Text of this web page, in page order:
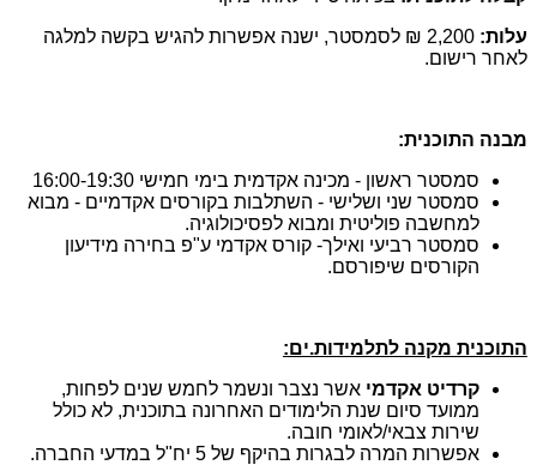
עלות:
2,200 ₪ לסמסטר, ישנה אפשרות להגיש בקשה למלגה
לאחר רישום.
מבנה התוכנית: ​
סמסטר ראשון - מכינה אקדמית בימי חמישי 16:00-19:30
סמסטר שני ושלישי - השתלבות בקורסים אקדמיים - מבוא
למחשבה פוליטית ומבוא לפסיכולוגיה.
סמסטר רביעי ואילך- קורס אקדמי ע"פ בחירה מידיעון
הקורסים שיפורסם.
התוכנית מקנה לתלמידות.ים:
קרדיט אקדמי אשר נצבר ונשמר לחמש שנים לפחות,
ממועד סיום שנת הלימודים האחרונה בתוכנית, לא כולל
שירות צבאי/לאומי חובה.
אפשרות המרה לבגרות בהיקף של 5 יח"ל במדעי החברה.